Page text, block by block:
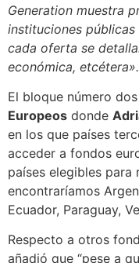
Generation muestra
instituciones
cada oferta se
económica, etcétera».
El bloque número
Europeos donde
en los que países
acceder a fondos
países elegibles
encontraríamos
Ecuador, Paraguay,
Respecto a otros
añadió que “pese a